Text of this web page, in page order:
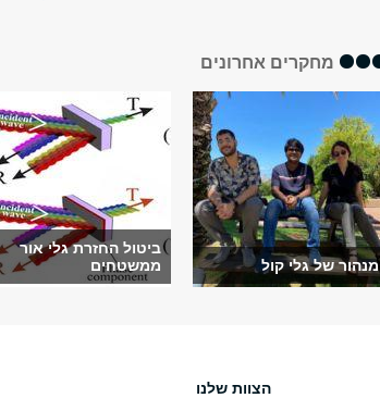
מחקרים אחרונים
מנהור של גלי קול
ביטול החזרת גלי אור
ממשטחים
הצוות שלנו